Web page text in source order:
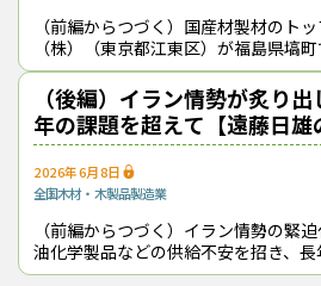
『林政ニュース』編
おかげさまで、1994年
入りました！ これから
となり、最新の耳寄り
ります。
この記事をシェ
（前編からつづく）国産材製材のト
（株）（東京都江東区）が福島県塙町
1953（昭和28）年のことだった。当
いたが、1963（昭和38）年に製材
（後編）イラン情勢が炙り出
年の課題を超えて【遠藤日雄
＆対論】
2026年6月8日
全国木材・木製品製造業
（前編からつづく）イラン情勢の緊
油化学製品などの供給不安を招き、
きたサプライチェーンに目詰まりや